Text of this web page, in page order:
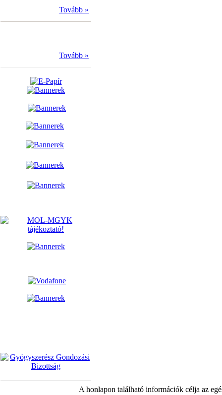
Tovább »
Tovább »
A honlapon található információk célja az